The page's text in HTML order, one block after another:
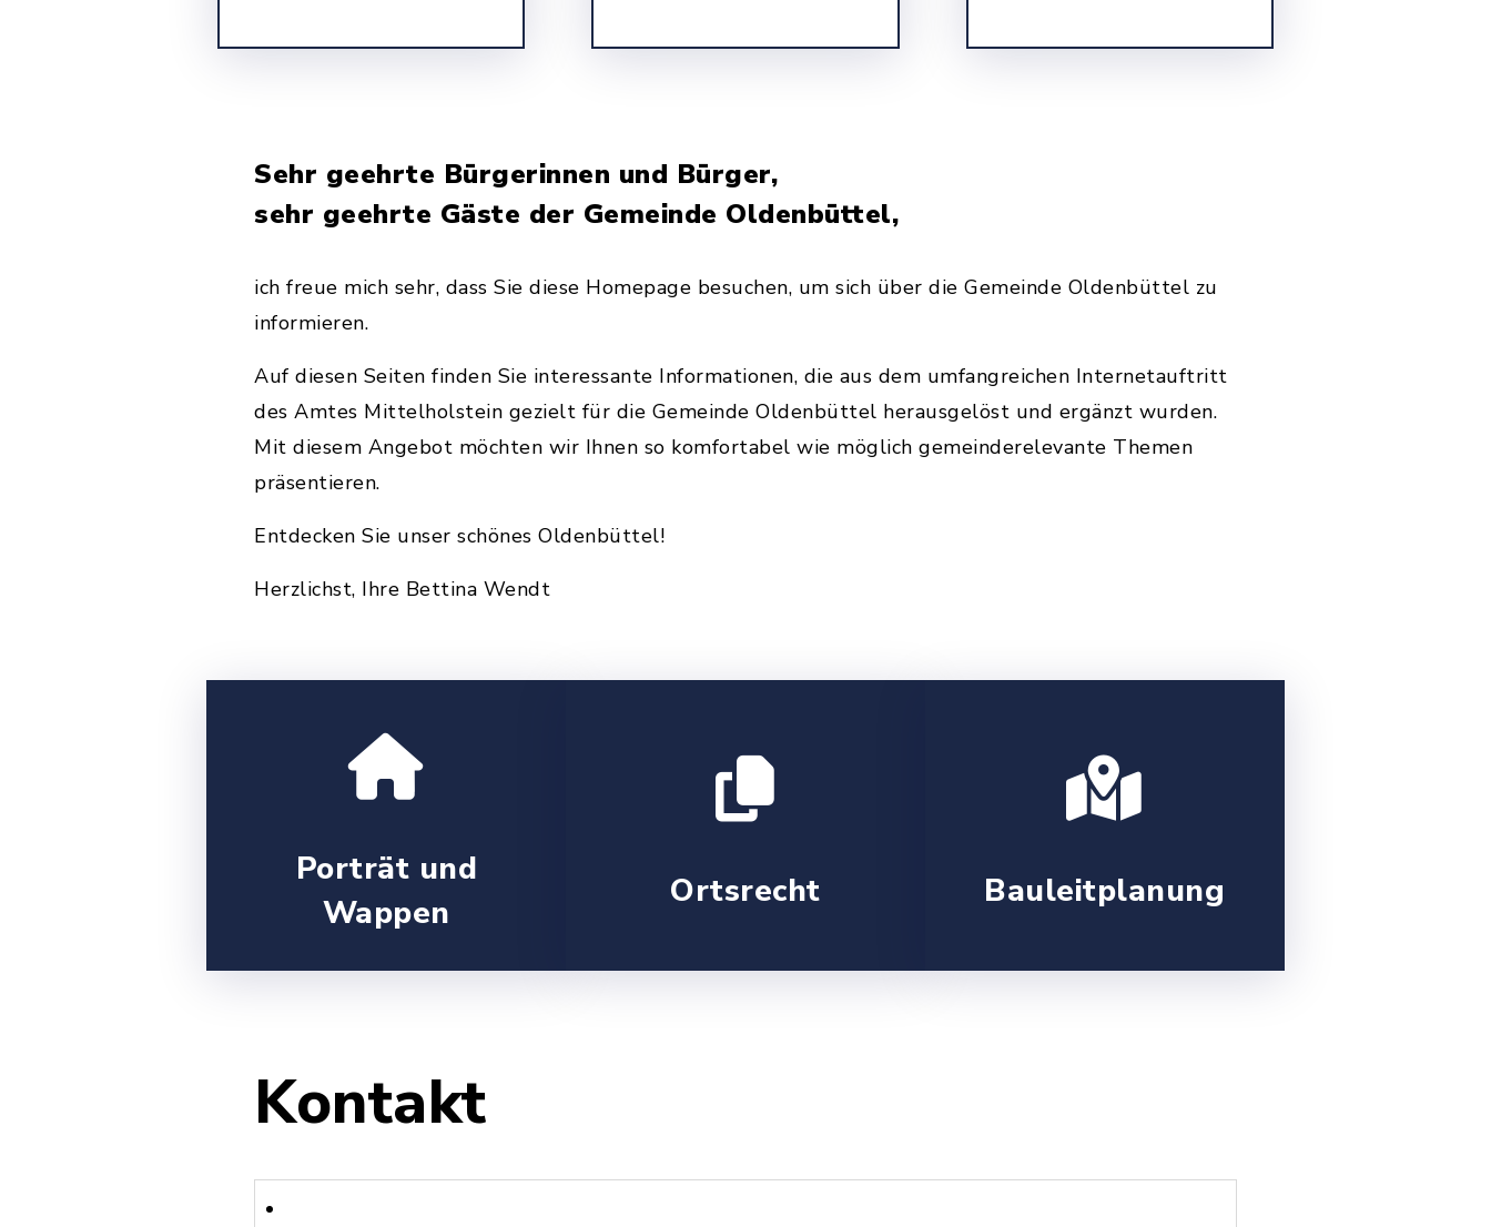
Sehr geehrte Bürgerinnen und Bürger,
sehr geehrte Gäste der Gemeinde Oldenbüttel,
ich freue mich sehr, dass Sie diese Homepage besuchen, um sich über die Gemeinde Oldenbüttel zu
informieren.
Auf diesen Seiten finden Sie interessante Informationen, die aus dem umfangreichen Internetauftritt
des Amtes Mittelholstein gezielt für die Gemeinde Oldenbüttel herausgelöst und ergänzt wurden.
Mit diesem Angebot möchten wir Ihnen so komfortabel wie möglich gemeinderelevante Themen
präsentieren.
Entdecken Sie unser schönes Oldenbüttel!
Herzlichst, Ihre Bettina Wendt
Porträt und
Wappen
Ortsrecht Bauleitplanung
Kontakt